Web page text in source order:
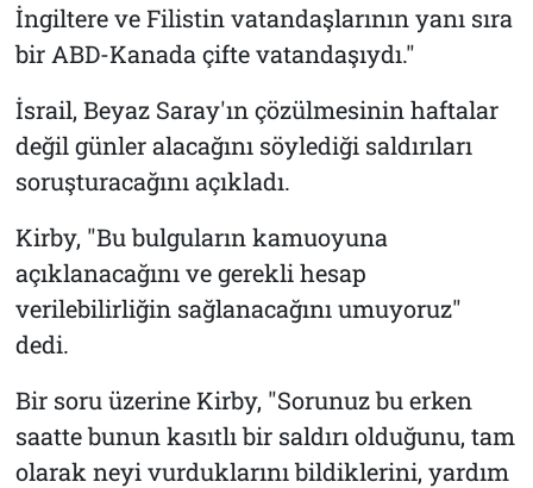
İngiltere ve Filistin vatandaşlarının yanı sıra
bir ABD-Kanada çifte vatandaşıydı."
İsrail, Beyaz Saray'ın çözülmesinin haftalar
değil günler alacağını söylediği saldırıları
soruşturacağını açıkladı.
Kirby, "Bu bulguların kamuoyuna
açıklanacağını ve gerekli hesap
verilebilirliğin sağlanacağını umuyoruz"
dedi.
Bir soru üzerine Kirby, "Sorunuz bu erken
saatte bunun kasıtlı bir saldırı olduğunu, tam
olarak neyi vurduklarını bildiklerini, yardım